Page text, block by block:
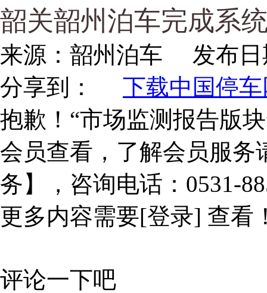
韶关韶州泊车完成系
来源： 韶州泊车 发布日
分享到：
下载中国停车
抱歉！“市场监测报告版
会员查看，了解会员服务
务】，咨询电话：0531-
更多内容需要[登录] 查看
评论一下吧